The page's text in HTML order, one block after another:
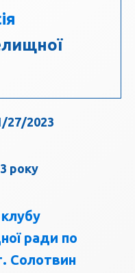
27/2023
року
ради по
Солотвин